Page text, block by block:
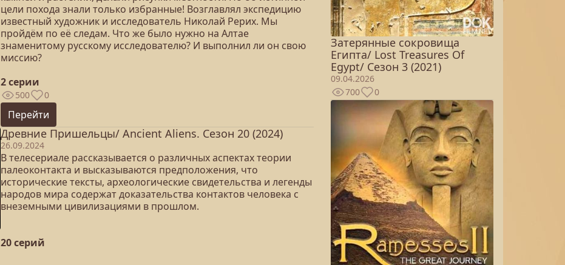
цели похода знали только избранные! Возглавлял экспедицию
известный художник и исследователь Николай Рерих. Мы
пройдём по её следам. Что же было нужно на Алтае
знаменитому русскому исследователю? И выполнил ли он свою
миссию?
2 серии
500 0
Перейти
Древние Пришельцы/ Ancient Aliens. Сезон 20 (2024)
26.09.2024
В телесериале рассказывается о различных аспектах теории
палеоконтакта и высказываются предположения, что
исторические тексты, археологические свидетельства и легенды
народов мира содержат доказательства контактов человека с
внеземными цивилизациями в прошлом.
20 серий
Затерянные сокровища
Египта/ Lost Treasures Of
Egypt/ Сезон 3 (2021)
09.04.2026
700
0